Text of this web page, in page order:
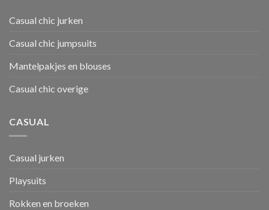
Casual chic jurken
Casual chic jumpsuits
Mantelpakjes en blouses
Casual chic overige
CASUAL
Casual jurken
Playsuits
Rokken en broeken